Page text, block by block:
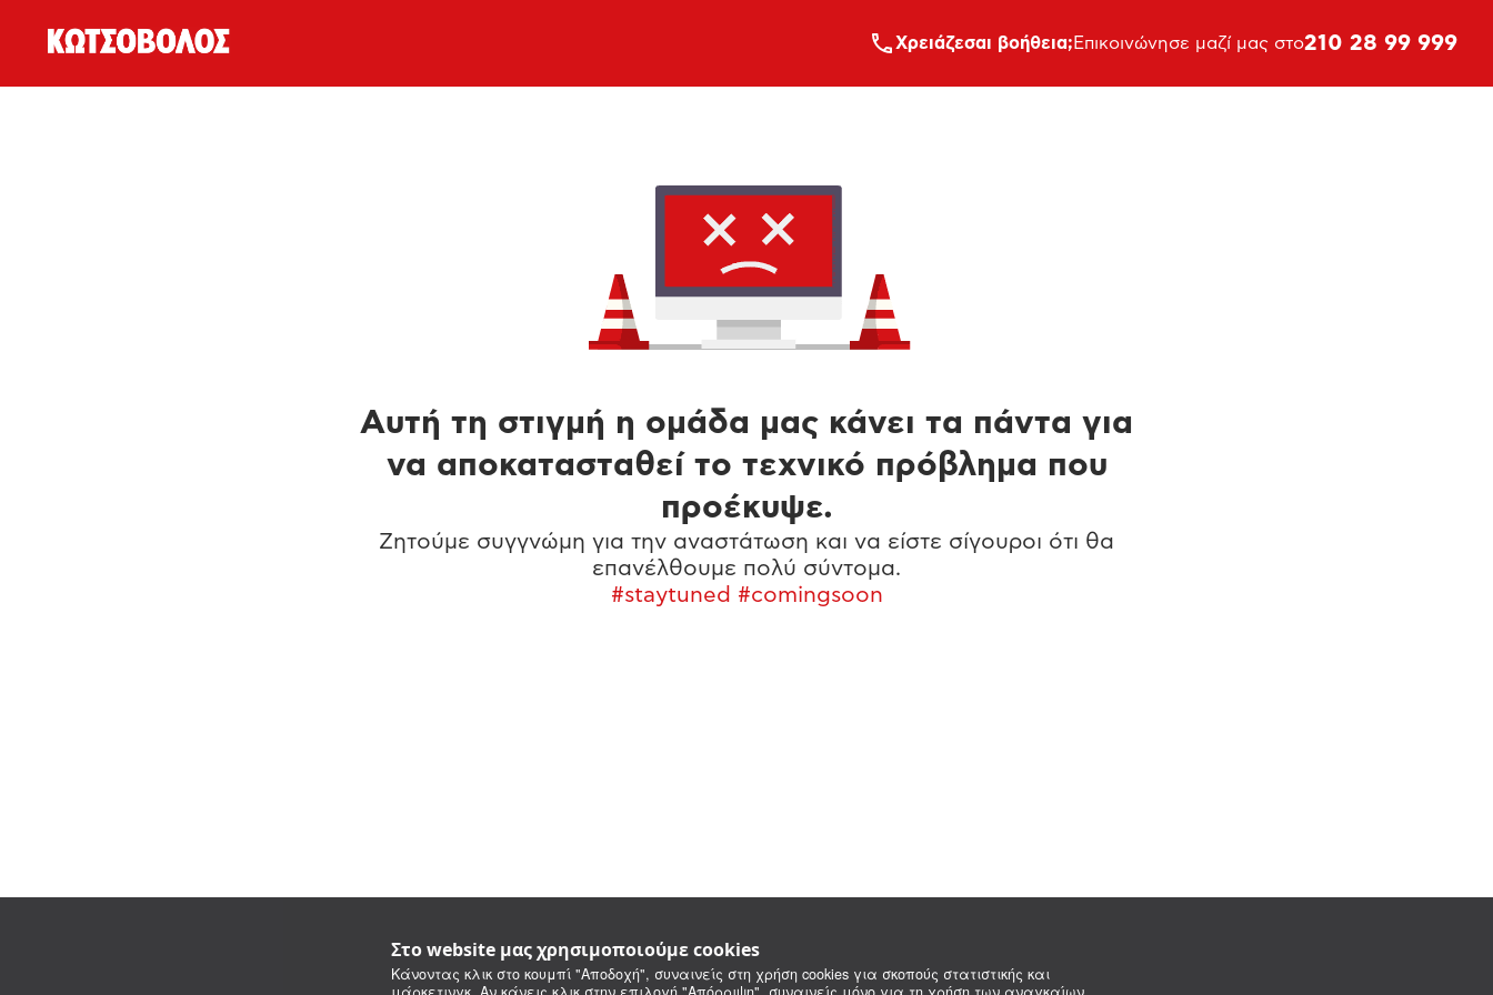
Στο website μας χρησιμοποιούμε cookies
Κάνοντας κλικ στο κουμπί "Αποδοχή", συναινείς στη χρήση cookies για σκοπούς στατιστικής και
Xρειάζεσαι βοήθεια; Επικοινώνησε μαζί μας στο210 28 99 999
Αυτή τη στιγμή η ομάδα μας κάνει τα πάντα για
να αποκατασταθεί το τεχνικό πρόβλημα που
προέκυψε.
Ζητούμε συγγνώμη για την αναστάτωση και να είστε σίγουροι ότι θα
επανέλθουμε πολύ σύντομα.
#staytuned #comingsoon